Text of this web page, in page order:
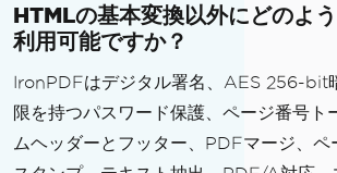
HTMLの基本変換以外にどのよ
利用可能ですか？
IronPDFはデジタル署名、AES 256-bit
限を持つパスワード保護、ページ番号ト
ムヘッダーとフッター、PDFマージ、ペ